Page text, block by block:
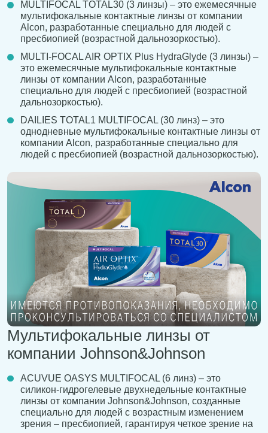
MULTIFOCAL TOTAL30 (3 линзы) – это ежемесячные
мультифокальные контактные линзы от компании
Alcon, разработанные специально для людей с
пресбиопией (возрастной дальнозоркостью).
MULTI-FOCAL AIR OPTIX Plus HydraGlyde (3 линзы) –
это ежемесячные мультифокальные контактные
линзы от компании Alcon, разработанные
специально для людей с пресбиопией (возрастной
дальнозоркостью).
DAILIES TOTAL1 MULTIFOCAL (30 линз) – это
однодневные мультифокальные контактные линзы от
компании Alcon, разработанные специально для
людей с пресбиопией (возрастной дальнозоркостью).
Мультифокальные линзы от
компании Johnson&Johnson
ACUVUE OASYS MULTIFOCAL (6 линз) – это
силикон-гидрогелевые двухнедельные контактные
линзы от компании Johnson&Johnson, созданные
специально для людей с возрастным изменением
зрения – пресбиопией, гарантируя четкое зрение на